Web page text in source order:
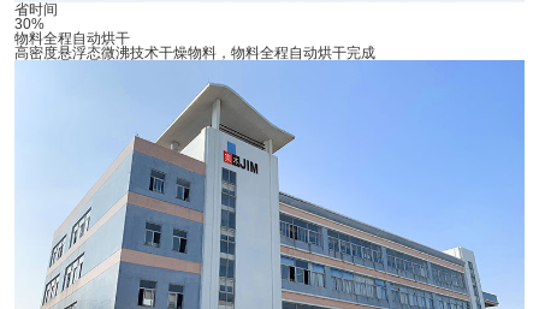
省时间
30%
物料全程自动烘干
高密度悬浮态微沸技术干燥物料，物料全程自动烘干完成